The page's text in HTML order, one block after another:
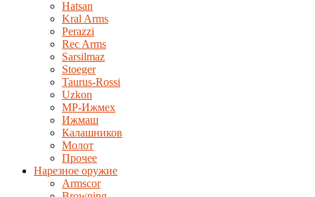
Hatsan
Kral Arms
Perazzi
Rec Arms
Sarsilmaz
Stoeger
Taurus-Rossi
Uzkon
MP-Ижмех
Ижмаш
Калашников
Молот
Прочее
Нарезное оружие
Armscor